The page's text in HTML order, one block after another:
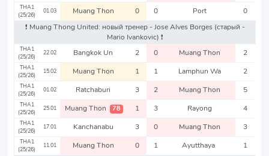
THA1
(25/26)
01.03 Muang Thon 0 0 Port
0
❗️ Muang Thong United: новый тренер - Jose Alves Borges (старый -
Mario Ivankovic) ❗️
THA1
(25/26)
22.02 Bangkok Un 2 0 Muang Thon 2
THA1
(25/26)
15.02 Muang Thon 1 1 Lamphun Wa 2
THA1
(25/26)
01.02 Ratchaburi 3 2 Muang Thon 5
THA1
(25/26)
25.01 Muang Thon 78 1 3 Rayong 4
THA1
(25/26)
17.01 Kanchanabu 3 0 Muang Thon 3
THA1
(25/26)
11.01 Muang Thon 0 1 Ayutthaya
1